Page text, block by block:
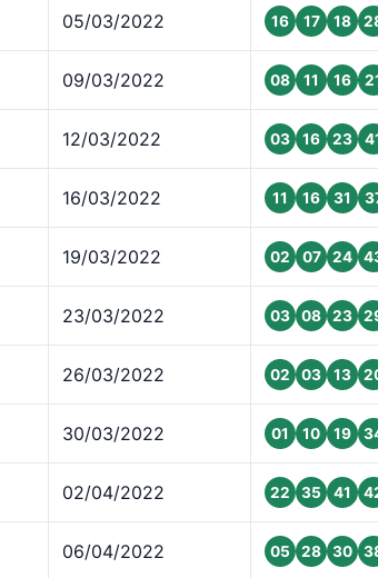
05/03/2022 16 17 18
09/03/2022 08 11 16
12/03/2022 03 16 23
16/03/2022 11 16 31
19/03/2022 02 07 24
23/03/2022 03 08 23
26/03/2022 02 03 13
30/03/2022 01 10 19
02/04/2022 22 35 41
06/04/2022 05 28 30